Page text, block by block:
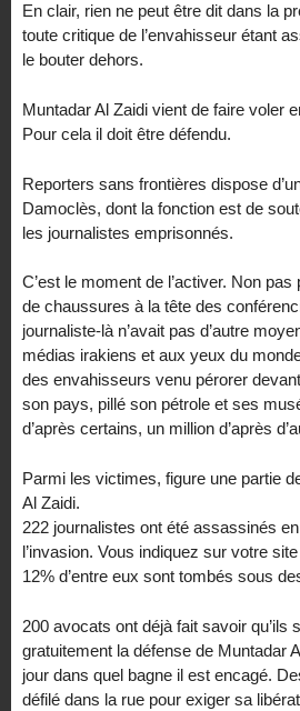
En clair, rien ne peut être dit dans la
toute critique de l’envahisseur étant
le bouter dehors.
Muntadar Al Zaidi vient de faire voler
Pour cela il doit être défendu.
Reporters sans frontières dispose
Damoclès, dont la fonction est de
les journalistes emprisonnés.
C’est le moment de l’activer. Non
de chaussures à la tête des
journaliste-là n’avait pas d’autre
médias irakiens et aux yeux du
des envahisseurs venu pérorer
son pays, pillé son pétrole et ses
d’après certains, un million d’après
Parmi les victimes, figure une partie
Al Zaidi.
222 journalistes ont été assassinés
l’invasion. Vous indiquez sur votre
12% d’entre eux sont tombés sous
200 avocats ont déjà fait savoir qu’ils
gratuitement la défense de Muntadar
jour dans quel bagne il est encagé.
défilé dans la rue pour exiger sa